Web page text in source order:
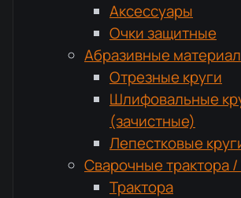
Аксессуары
Очки защитные
Абразивные
Отрезные круги
Шлифовальные
(зачистные)
Лепестковые
Сварочные трактора /
Трактора